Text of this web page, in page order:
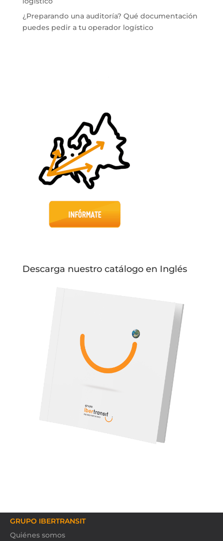
¿Preparando una auditoría? Qué documentación
puedes pedir a tu operador logístico
Descarga nuestro catálogo en Inglés
GRUPO IBERTRANSIT
Quiénes somos